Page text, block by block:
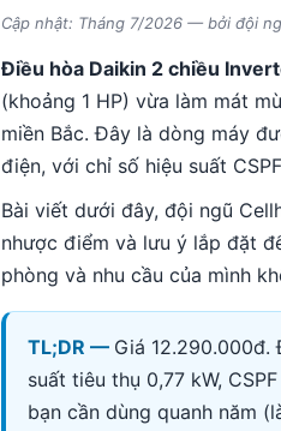
Cập nhật: Tháng 7/2026 — bởi đội
Điều hòa Daikin 2 chiều
(khoảng 1 HP) vừa làm mát
miền Bắc. Đây là dòng máy
điện, với chỉ số hiệu suất
Bài viết dưới đây, đội ngũ
nhược điểm và lưu ý lắp đặt
phòng và nhu cầu của mình
TL;DR — Giá 12.290.000đ.
suất tiêu thụ 0,77 kW,
bạn cần dùng quanh năm